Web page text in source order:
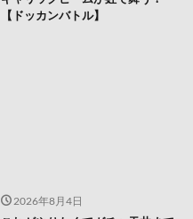
【ドッカンバトル】
2026年8月4日